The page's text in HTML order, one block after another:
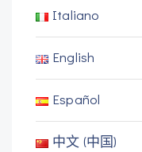
Italiano
English
Español
中文 (中国)